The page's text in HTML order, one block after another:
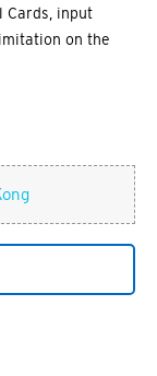
Cards, input
on the